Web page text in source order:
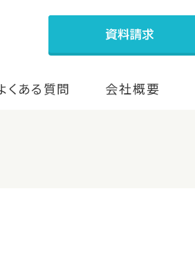
くある質問 会社概要